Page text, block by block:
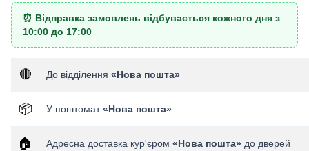
⏰ Відправка замовлень відбувається кожного дня з
10:00 до 17:00
🔴 До відділення «Нова пошта»
📦 У поштомат«Нова пошта»
🏠 Адресна доставка кур'єром «Нова пошта» до дверей